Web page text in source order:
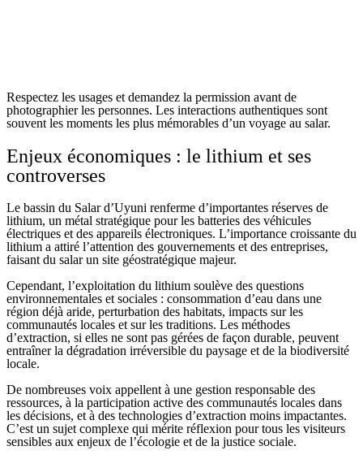
Respectez les usages et demandez la permission avant de
photographier les personnes. Les interactions authentiques sont
souvent les moments les plus mémorables d’un voyage au salar.
Enjeux économiques : le lithium et ses
controverses
Le bassin du Salar d’Uyuni renferme d’importantes réserves de
lithium, un métal stratégique pour les batteries des véhicules
électriques et des appareils électroniques. L’importance croissante du
lithium a attiré l’attention des gouvernements et des entreprises,
faisant du salar un site géostratégique majeur.
Cependant, l’exploitation du lithium soulève des questions
environnementales et sociales : consommation d’eau dans une
région déjà aride, perturbation des habitats, impacts sur les
communautés locales et sur les traditions. Les méthodes
d’extraction, si elles ne sont pas gérées de façon durable, peuvent
entraîner la dégradation irréversible du paysage et de la biodiversité
locale.
De nombreuses voix appellent à une gestion responsable des
ressources, à la participation active des communautés locales dans
les décisions, et à des technologies d’extraction moins impactantes.
C’est un sujet complexe qui mérite réflexion pour tous les visiteurs
sensibles aux enjeux de l’écologie et de la justice sociale.